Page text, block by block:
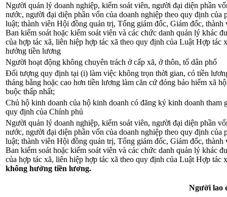
Người quản lý doanh nghiệp, kiểm soát viên, người đại diện phần
nước, người đại diện phần vốn của doanh nghiệp theo quy định của
luật; thành viên Hội đồng quản trị, Tổng giám đốc, Giám đốc, thành
Ban kiểm soát hoặc kiểm soát viên và các chức danh quản lý khác
của hợp tác xã, liên hiệp hợp tác xã theo quy định của Luật Hợp tác
hưởng tiền lương
Người hoạt động không chuyên trách ở cấp xã, ở thôn, tổ dân phố
Đối tượng quy định tại (i) làm việc không trọn thời gian, có tiền
tháng bằng hoặc cao hơn tiền lương làm căn cứ đóng bảo hiểm xã
buộc thấp nhất;
Chủ hộ kinh doanh của hộ kinh doanh có đăng ký kinh doanh tham
quy định của Chính phủ
Người quản lý doanh nghiệp, kiểm soát viên, người đại diện phần
nước, người đại diện phần vốn của doanh nghiệp theo quy định của
luật; thành viên Hội đồng quản trị, Tổng giám đốc, Giám đốc, thành
Ban kiểm soát hoặc kiểm soát viên và các chức danh quản lý khác
của hợp tác xã, liên hiệp hợp tác xã theo quy định của Luật Hợp tác
không hưởng tiền lương.
Người lao